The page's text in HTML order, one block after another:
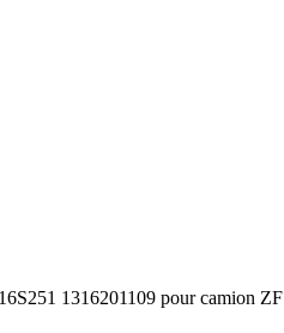
1316201109 pour camion ZF